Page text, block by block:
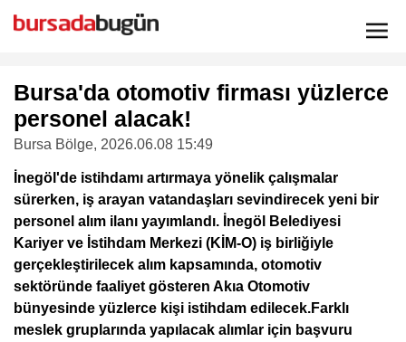
Bursa'da otomotiv firması yüzlerce
personel alacak!
Bursa Bölge, 2026.06.08 15:49
İnegöl'de istihdamı artırmaya yönelik çalışmalar
sürerken, iş arayan vatandaşları sevindirecek yeni bir
personel alım ilanı yayımlandı. İnegöl Belediyesi
Kariyer ve İstihdam Merkezi (KİM-O) iş birliğiyle
gerçekleştirilecek alım kapsamında, otomotiv
sektöründe faaliyet gösteren Akıa Otomotiv
bünyesinde yüzlerce kişi istihdam edilecek.Farklı
meslek gruplarında yapılacak alımlar için başvuru